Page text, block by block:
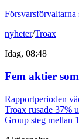
nyheter/Troax
Idag, 08:48
Fem aktier
Rapportperioden
Troax rusade 37%
Group steg mellan